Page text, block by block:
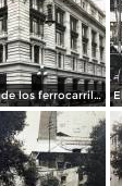
Edicicio de los ferrocarriles.